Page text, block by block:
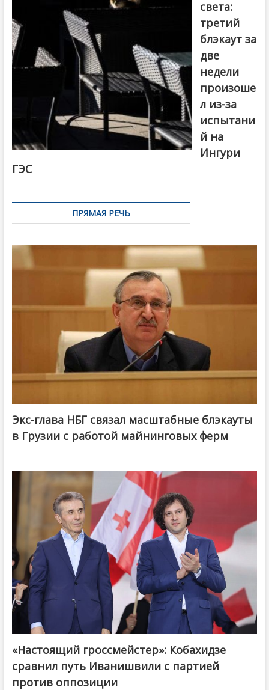
света:
третий
блэкаут за
две
недели
произоше
л из-за
испытани
й на
Ингури
ГЭС
ПРЯМАЯ РЕЧЬ
Экс-глава НБГ связал масштабные блэкауты
в Грузии с работой майнинговых ферм
@ქართული ოცნება / Georgian Dream
«Настоящий гроссмейстер»: Кобахидзе
сравнил путь Иванишвили с партией
против оппозиции